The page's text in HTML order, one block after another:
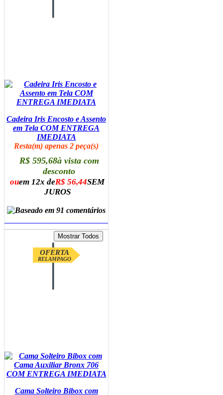
Cadeira Iris Encosto e Assento
em Tela COM ENTREGA
IMEDIATA
Resta(m) apenas 2 peça(s)
R$ 595,68à vista com
desconto
ouem 12x deR$ 56,44SEM
JUROS
OFERTA
RELAMPAGO
Cama Solteiro Bibox com